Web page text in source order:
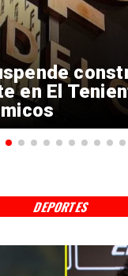
en El
DEPORTES